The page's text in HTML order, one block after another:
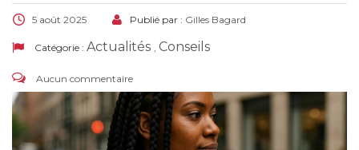
5 août 2025 Publié par : Gilles Bagard
Catégorie : Actualités , Conseils
Aucun commentaire